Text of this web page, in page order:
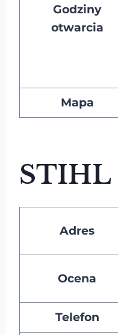
Godziny
otwarcia
Mapa
STIHL
Adres
Ocena
Telefon